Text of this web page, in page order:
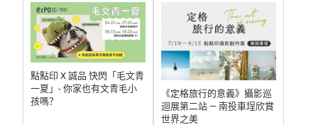
點點印 X 誠品 快閃「毛文青
一夏」- 你家也有文青毛小
孩嗎？
《定格旅行的意義》攝影巡
迴展第二站 — 南投車埕欣賞
世界之美